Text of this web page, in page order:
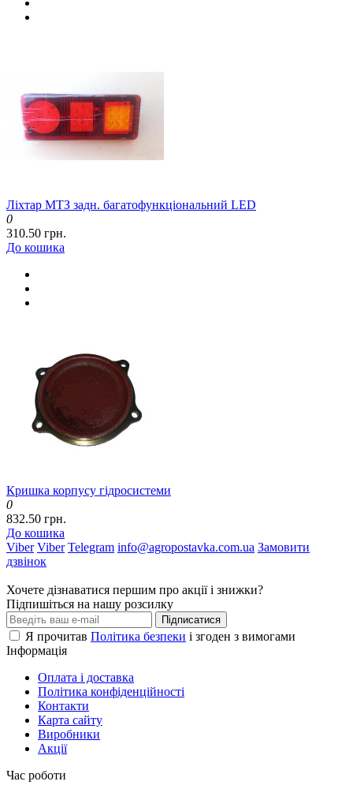
Ліхтар МТЗ задн. багатофункціональний LED
0
310.50 грн.
До кошика
Кришка корпусу гідросистеми
0
832.50 грн.
До кошика
Viber Viber Telegram info@agropostavka.com.ua Замовити
дзвінок
Хочете дізнаватися першим про акції і знижки?
Підпишіться на нашу розсилку
Підписатися
Я прочитав Політика безпеки і згоден з вимогами
Інформація
Оплата і доставка
Політика конфіденційності
Контакти
Карта сайту
Виробники
Акції
Час роботи